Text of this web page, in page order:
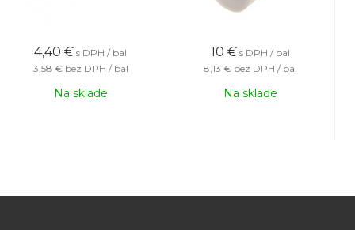
4,40 € s DPH / bal
3,58 € bez DPH / bal
Na sklade
10 € s DPH / bal
8,13 € bez DPH / bal
Na sklade